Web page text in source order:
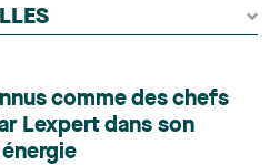
comme des chefs
Lexpert dans son